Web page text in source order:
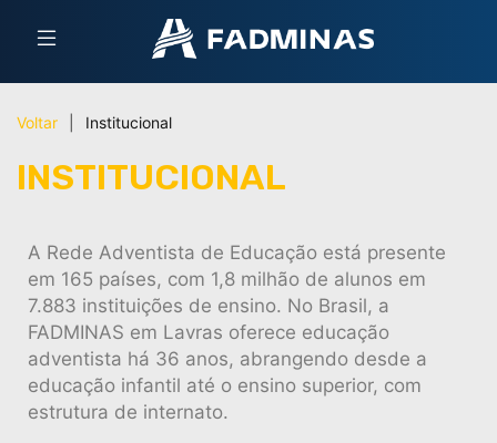
Voltar Institucional
INSTITUCIONAL
A Rede Adventista de Educação está presente
em 165 países, com 1,8 milhão de alunos em
7.883 instituições de ensino. No Brasil, a
FADMINAS em Lavras oferece educação
adventista há 36 anos, abrangendo desde a
educação infantil até o ensino superior, com
estrutura de internato.